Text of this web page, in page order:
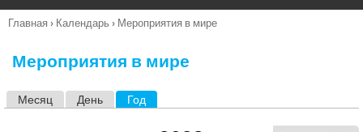
п
Вы
Главная › Календарь › Мероприятия в мире
Мероприятия в мире
Месяц День Год